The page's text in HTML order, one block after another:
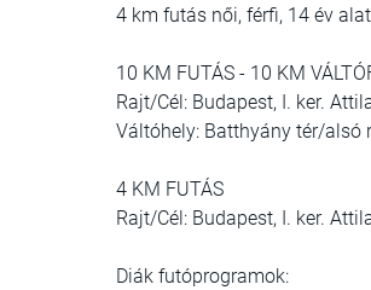
4 km futás női, férfi, 14 év
10 KM FUTÁS - 10 KM
Rajt/Cél: Budapest, I. ker.
Váltóhely: Batthyány tér/alsó
4 KM FUTÁS
Rajt/Cél: Budapest, I. ker.
Diák futóprogramok: